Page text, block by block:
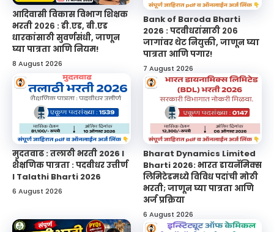
आदिवासी विकास विभाग शिक्षक
भरती २०२६ : डी.एड, बी.एड
धारकांसाठी सुवर्णसंधी, जाणून
घ्या पात्रता आणि नियम!
8 August 2026
Bank of Baroda Bharti
2026 : पदवीधरांसाठी २०६
जागांवर थेट नियुक्ती, जाणून घ्या
पात्रता आणि पगार!
7 August 2026
मुदतवाढ : तलाठी भरती 2026 l
शैक्षणिक पात्रता : पदवीधर उत्तीर्ण
l Talathi Bharti 2026
6 August 2026
Bharat Dynamics Limited
Bharti 2026: भारत डायनॅमिक्स
लिमिटेडमध्ये विविध पदांची मोठी
भरती; जाणून घ्या पात्रता आणि
अर्ज प्रक्रिया
6 August 2026